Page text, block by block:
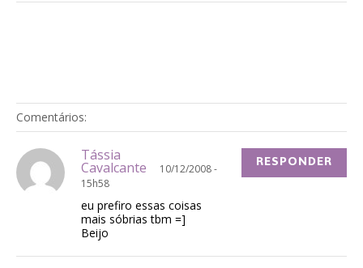
Comentários:
Tássia
Cavalcante
10/12/2008 -
15h58
eu prefiro essas coisas
mais sóbrias tbm =]
Beijo
RESPONDER